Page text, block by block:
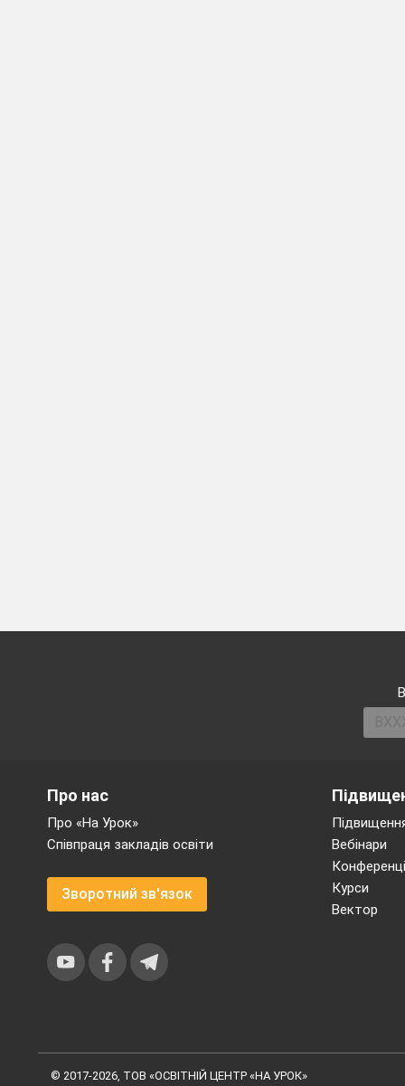
Підвищення
Вебінари
Курси
Вектор
Про нас
Про «На Урок»
Співпраця закладів освіти
Зворотний зв'язок
© 2017-2026, ТОВ «ОСВІТНІЙ ЦЕНТР «НА УРОК»